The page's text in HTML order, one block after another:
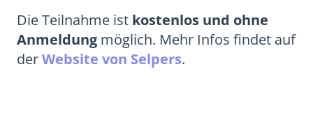
Die Teilnahme ist kostenlos und ohne
Anmeldung möglich. Mehr Infos findet auf
derWebsite von Selpers.